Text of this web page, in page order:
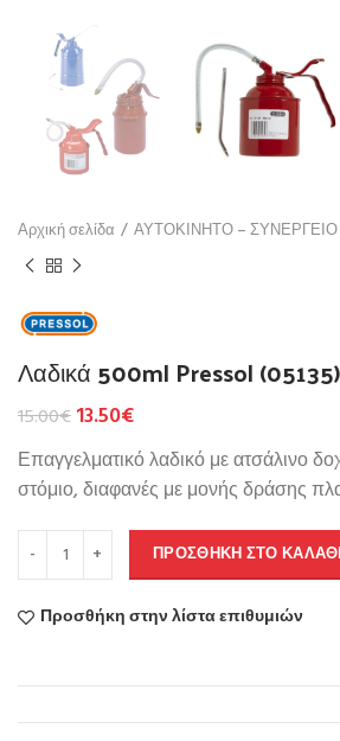
Αρχική σελίδα ΑΥΤΟΚΙΝΗΤΟ – ΣΥΝΕΡΓΕΙΟ
Λαδικά 500ml Pressol (05135)
15.00€13.50€
Επαγγελματικό λαδικό με ατσάλινο
στόμιο, διαφανές με μονής δράσης
ΠΡΟΣΘΉΚΗ ΣΤΟ ΚΑΛΆΘΙ
Προσθήκη στην λίστα επιθυμιών